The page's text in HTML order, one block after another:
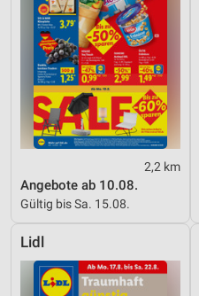
2,2 km
Angebote ab 10.08.
Gültig bis Sa. 15.08.
Lidl